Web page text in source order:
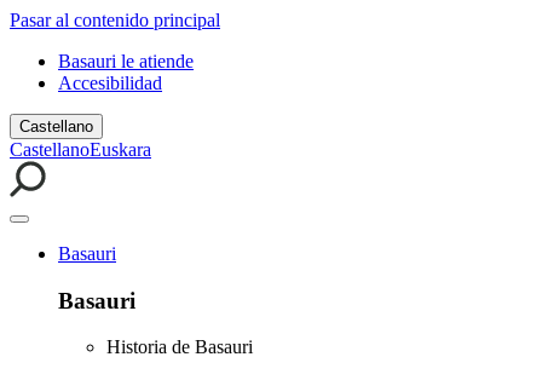
Pasar al contenido principal
Basauri le atiende
Accesibilidad
Castellano
CastellanoEuskara
Basauri
Basauri
Historia de Basauri